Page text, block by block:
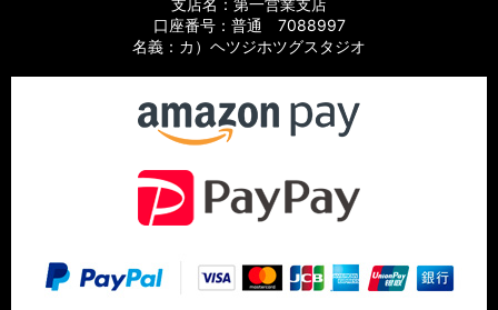
支店名：第一営業支店
口座番号：普通 7088997
名義：カ）ヘツジホツグスタジオ